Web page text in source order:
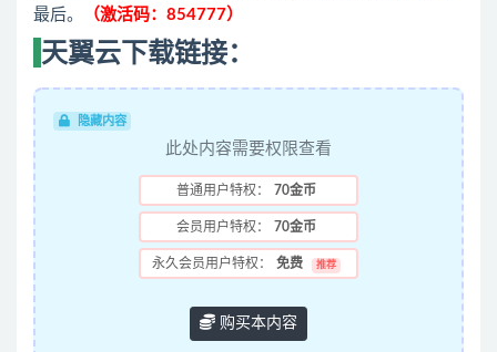
最后。
（激活码：854777）
天翼云下载链接：
隐藏内容
此处内容需要权限查看
普通用户特权： 70金币
会员用户特权： 70金币
永久会员用户特权： 免费 推荐
购买本内容